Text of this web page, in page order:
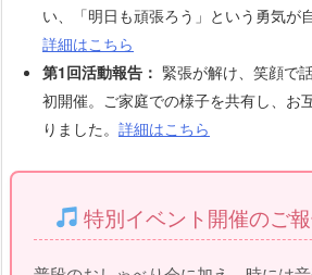
い、「明日も頑張ろう」という勇気が
詳細はこちら
第1回活動報告： 緊張が解け、笑顔で
初開催。ご家庭での様子を共有し、お
りました。 詳細はこちら
特別イベント開催のご